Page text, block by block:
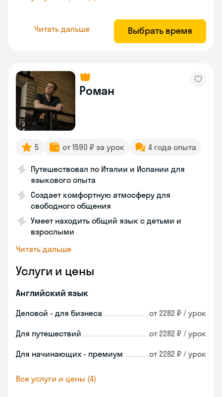
Читать дальше Выбрать время
Роман
5 от 1590 ₽ за урок 4 года опыта
Путешествовал по Италии и Испании для
языкового опыта
Создает комфортную атмосферу для
свободного общения
Умеет находить общий язык с детьми и
взрослыми
Читать дальше
Услуги и цены
Английский язык
Деловой - для бизнеса от 2282 ₽ / урок
Для путешествий от 2282 ₽ / урок
Для начинающих - премиум от 2282 ₽ / урок
Все услуги и цены (4)